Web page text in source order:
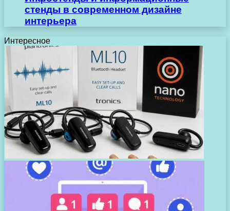
стенды в современном дизайне
интерьера
Интересное